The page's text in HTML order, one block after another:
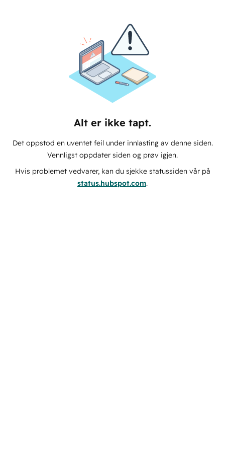
Alt er ikke tapt.
Det oppstod en uventet feil under innlasting av denne siden.
Vennligst oppdater siden og prøv igjen.
Hvis problemet vedvarer, kan du sjekke statussiden vår på
status.hubspot.com.